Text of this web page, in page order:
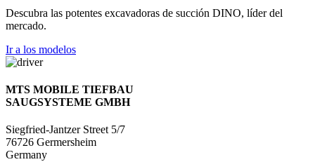
Descubra las potentes excavadoras de succión DINO, líder del
mercado.
Ir a los modelos
MTS MOBILE TIEFBAU
SAUGSYSTEME GMBH
Siegfried-Jantzer Street 5/7
76726 Germersheim
Germany